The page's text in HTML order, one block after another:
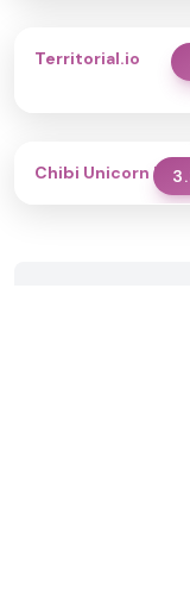
Territorial.io
Chibi Unicorn